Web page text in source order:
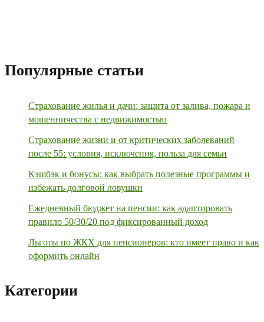
Популярные статьи
Страхование жилья и дачи: защита от залива, пожара и
мошенничества с недвижимостью
Страхование жизни и от критических заболеваний
после 55: условия, исключения, польза для семьи
Кэшбэк и бонусы: как выбрать полезные программы и
избежать долговой ловушки
Ежедневный бюджет на пенсии: как адаптировать
правило 50/30/20 под фиксированный доход
Льготы по ЖКХ для пенсионеров: кто имеет право и как
оформить онлайн
Категории